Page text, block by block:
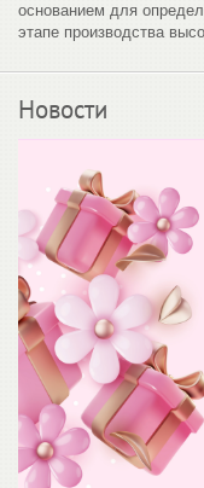
основанием для
этапе производства
Новости